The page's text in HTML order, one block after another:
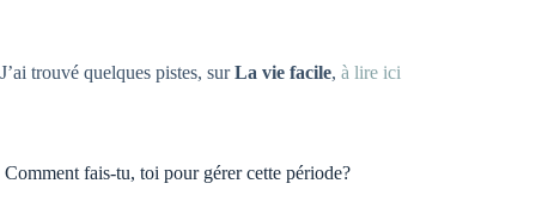
J’ai trouvé quelques pistes, surLa vie facile, à lire ici
Comment fais-tu, toi pour gérer cette période?